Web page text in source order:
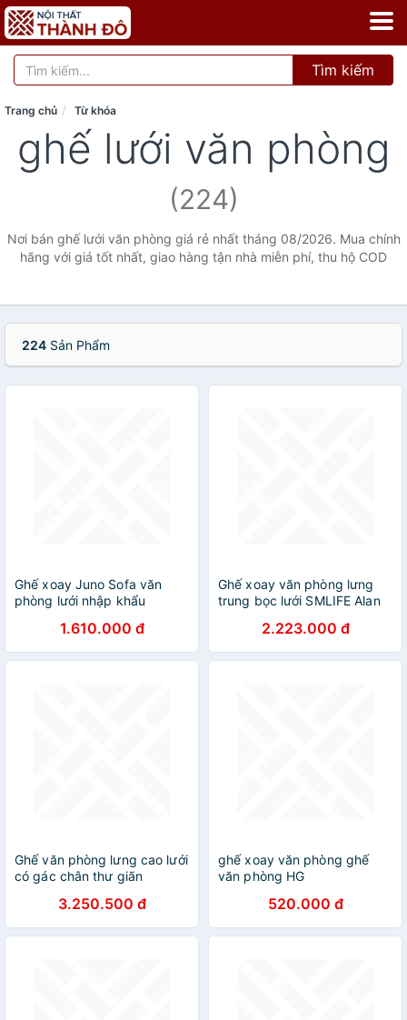
Tìm kiếm
Trang chủ Từ khóa
ghế lưới văn phòng
(224)
Nơi bán ghế lưới văn phòng giá rẻ nhất tháng 08/2026. Mua chính
hãng với giá tốt nhất, giao hàng tận nhà miễn phí, thu hộ COD
224 Sản Phẩm
Ghế xoay Juno Sofa văn
phòng lưới nhập khẩu
1.610.000 đ
Ghế xoay văn phòng lưng
trung bọc lưới SMLIFE Alan
2.223.000 đ
Ghế văn phòng lưng cao lưới
có gác chân thư giãn
3.250.500 đ
ghế xoay văn phòng ghế
văn phòng HG
520.000 đ